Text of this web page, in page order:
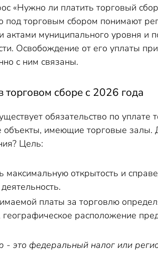
«Нужно ли платить торговый
под торговым сбором понимают
актами муниципального уровня и
Освобождение от его уплаты
с ним связаны.
торговом сборе с 2026 года
обязательство по уплате
объекты, имеющие торговые залы.
Цель:
максимальную открытость и
платы за торговлю
расположение
- это федеральный налог или